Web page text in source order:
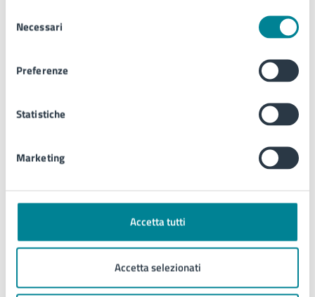
delNecessari
Preferenze
Statistiche
Marketing
Accetta tutti
Accetta selezionati
Piazza Torino
Piazza Torino - Jesolo,
30016